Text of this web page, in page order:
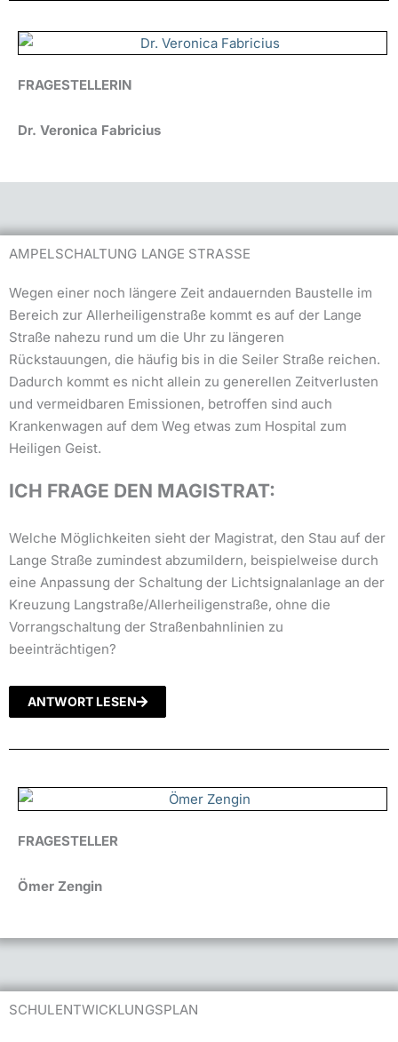
FRAGESTELLERIN
Dr. Veronica Fabricius
AMPELSCHALTUNG LANGE STRASSE
Wegen einer noch längere Zeit andauernden Baustelle im
Bereich zur Allerheiligenstraße kommt es auf der Lange
Straße nahezu rund um die Uhr zu längeren
Rückstauungen, die häufig bis in die Seiler Straße reichen.
Dadurch kommt es nicht allein zu generellen Zeitverlusten
und vermeidbaren Emissionen, betroffen sind auch
Krankenwagen auf dem Weg etwas zum Hospital zum
Heiligen Geist.
ICH FRAGE DEN MAGISTRAT:
Welche Möglichkeiten sieht der Magistrat, den Stau auf der
Lange Straße zumindest abzumildern, beispielweise durch
eine Anpassung der Schaltung der Lichtsignalanlage an der
Kreuzung Langstraße/Allerheiligenstraße, ohne die
Vorrangschaltung der Straßenbahnlinien zu
beeinträchtigen?
ANTWORT LESEN
FRAGESTELLER
Ömer Zengin
SCHULENTWICKLUNGSPLAN